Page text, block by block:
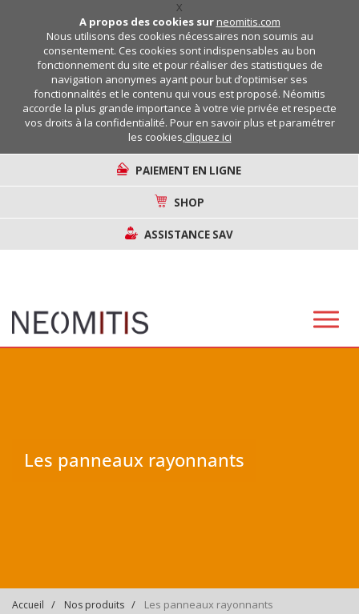
X
A propos des cookies sur neomitis.com
Nous utilisons des cookies nécessaires non soumis au
consentement. Ces cookies sont indispensables au bon
fonctionnement du site et pour réaliser des statistiques de
navigation anonymes ayant pour but d’optimiser ses
fonctionnalités et le contenu qui vous est proposé. Néomitis
accorde la plus grande importance à votre vie privée et respecte
vos droits à la confidentialité. Pour en savoir plus et paramétrer
les cookies,cliquez ici
PAIEMENT EN LIGNE
SHOP
ASSISTANCE SAV
Les panneaux rayonnants
Accueil Nos produits Les panneaux rayonnants